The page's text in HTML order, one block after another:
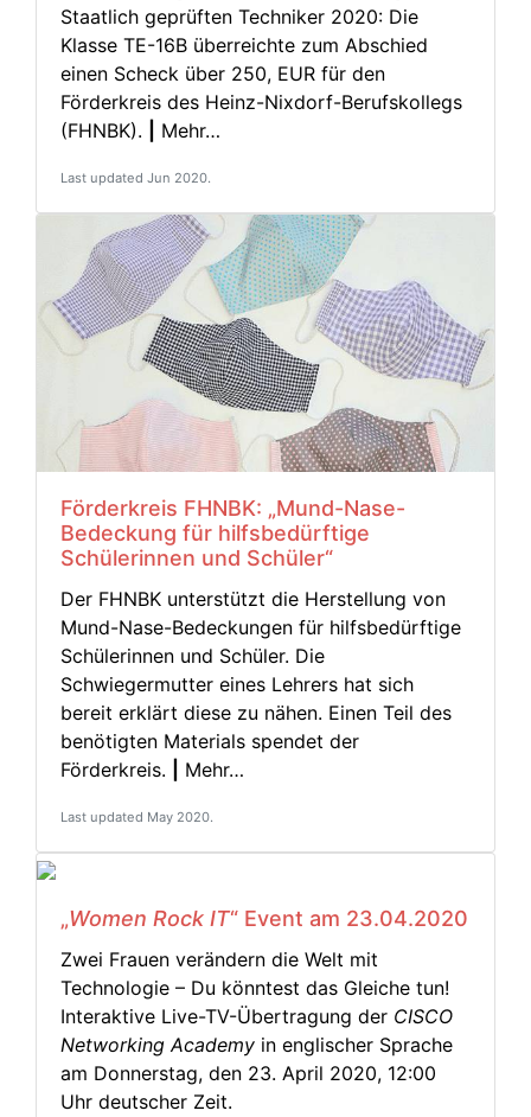
Staatlich geprüften Techniker 2020: Die
Klasse TE-16B überreichte zum Abschied
einen Scheck über 250, EUR für den
Förderkreis des Heinz-Nixdorf-Berufskollegs
(FHNBK).
Mehr…
Last updated Jun 2020.
Förderkreis FHNBK: „Mund-Nase-
Bedeckung für hilfsbedürftige
Schülerinnen und Schüler“
Der FHNBK unterstützt die Herstellung von
Mund-Nase-Bedeckungen für hilfsbedürftige
Schülerinnen und Schüler. Die
Schwiegermutter eines Lehrers hat sich
bereit erklärt diese zu nähen. Einen Teil des
benötigten Materials spendet der
Förderkreis.
Mehr…
Last updated May 2020.
„Women Rock IT“ Event am 23.04.2020
Zwei Frauen verändern die Welt mit
Technologie – Du könntest das Gleiche tun!
Interaktive Live-TV-Übertragung der CISCO
Networking Academy in englischer Sprache
am Donnerstag, den 23. April 2020, 12:00
Uhr deutscher Zeit.